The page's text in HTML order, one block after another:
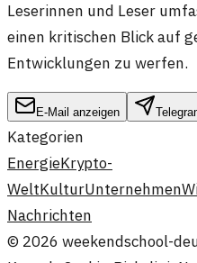
Leserinnen und Leser
einen kritischen Blick auf
Entwicklungen zu werfen.
E-Mail anzeigen
Kategorien
EnergieKrypto-
WeltKulturUnternehmen
Nachrichten
© 2026 weekendschool-